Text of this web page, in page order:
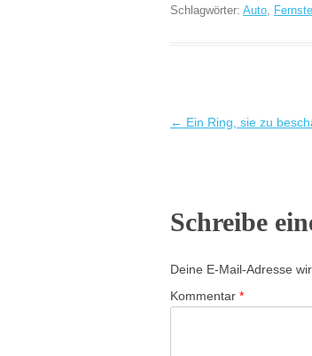
Schlagwörter: Auto
Beitragsnavigation
← Ein Ring, sie zu
Schreibe
Deine E-Mail-Adresse
Kommentar *